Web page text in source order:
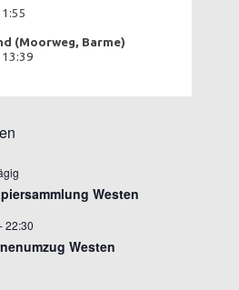
(Moorweg, Barme)
Westen
-22:30
Westen